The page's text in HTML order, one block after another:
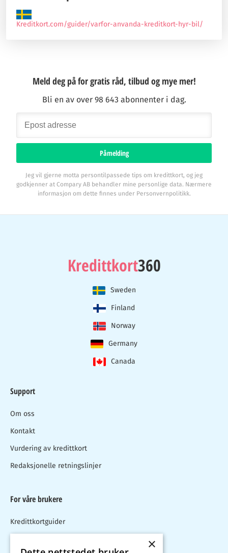
Kreditkort.com/guider/varfor-anvanda-kreditkort-hyr-bil/
Meld deg på for gratis råd, tilbud og mye mer!
Bli en av over 98 643 abonnenter i dag.
Påmelding
Jeg vil gjerne motta persontilpassede tips om kredittkort, og jeg
godkjenner at Compary AB behandler mine personlige data. Nærmere
informasjon om dette finnes under Personvernpolitikk.
Kredittkort360
Sweden
Finland
Norway
Germany
Canada
Support
Om oss
Kontakt
Vurdering av kredittkort
Redaksjonelle retningslinjer
For våre brukere
Kredittkortguider
×